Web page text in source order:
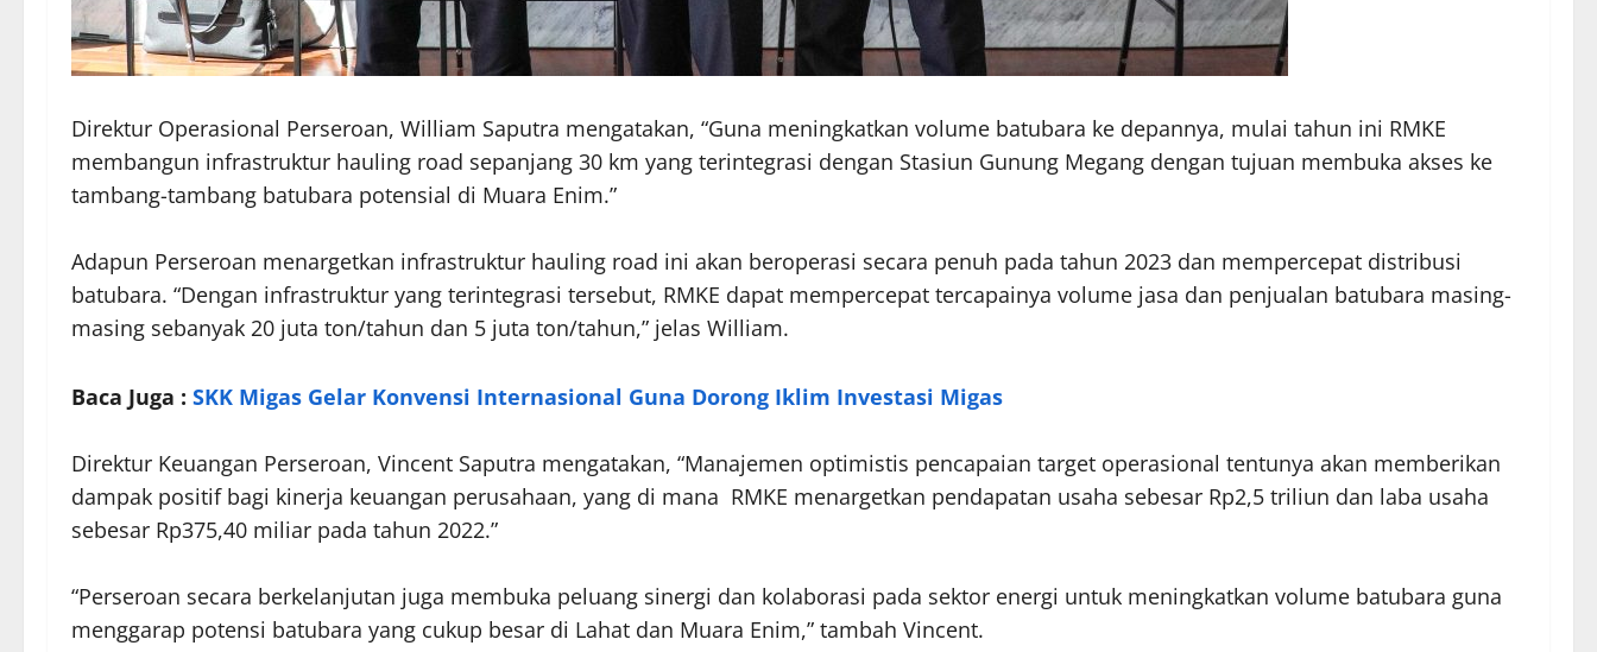
Direktur Operasional Perseroan, William Saputra mengatakan, “Guna meningkatkan volume batubara ke depannya, mulai tahun ini RMKE
membangun infrastruktur hauling road sepanjang 30 km yang terintegrasi dengan Stasiun Gunung Megang dengan tujuan membuka akses ke
tambang-tambang batubara potensial di Muara Enim.”
Adapun Perseroan menargetkan infrastruktur hauling road ini akan beroperasi secara penuh pada tahun 2023 dan mempercepat distribusi
batubara. “Dengan infrastruktur yang terintegrasi tersebut, RMKE dapat mempercepat tercapainya volume jasa dan penjualan batubara masing-
masing sebanyak 20 juta ton/tahun dan 5 juta ton/tahun,” jelas William.
Baca Juga : SKK Migas Gelar Konvensi Internasional Guna Dorong Iklim Investasi Migas
Direktur Keuangan Perseroan, Vincent Saputra mengatakan, “Manajemen optimistis pencapaian target operasional tentunya akan memberikan
dampak positif bagi kinerja keuangan perusahaan, yang di mana RMKE menargetkan pendapatan usaha sebesar Rp2,5 triliun dan laba usaha
sebesar Rp375,40 miliar pada tahun 2022.”
“Perseroan secara berkelanjutan juga membuka peluang sinergi dan kolaborasi pada sektor energi untuk meningkatkan volume batubara guna
menggarap potensi batubara yang cukup besar di Lahat dan Muara Enim,” tambah Vincent.